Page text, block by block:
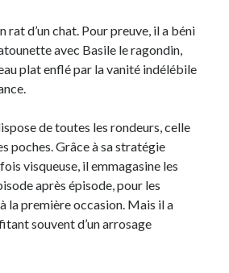
rat d’un chat. Pour preuve, il a béni
avec Basile le ragondin,
plat enflé par la vanité indélébile
de toutes les rondeurs, celle
poches. Grâce à sa stratégie
visqueuse, il emmagasine les
après épisode, pour les
la première occasion. Mais il a
souvent d’un arrosage